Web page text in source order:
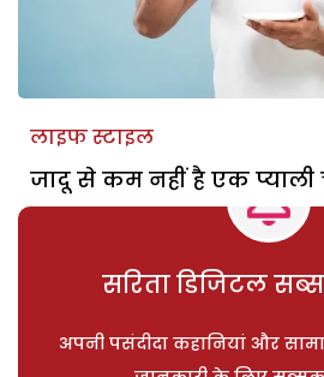
लाइफ स्टाइल
जादू से कम नहीं है एक प्याली
सरिता डिजिटल
अपनी पसंदीदा कहानियां और